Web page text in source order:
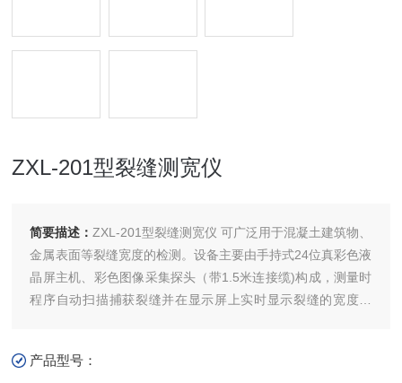
ZXL-201型裂缝测宽仪
简要描述： ZXL-201型裂缝测宽仪 可广泛用于混凝土建筑物、
金属表面等裂缝宽度的检测。设备主要由手持式24位真彩色液
晶屏主机、彩色图像采集探头（带1.5米连接缆)构成，测量时
程序自动扫描捕获裂缝并在显示屏上实时显示裂缝的宽度数
等图像信息），裂缝照片为BMP或JPG两种存储格式。图片可
产品型号：